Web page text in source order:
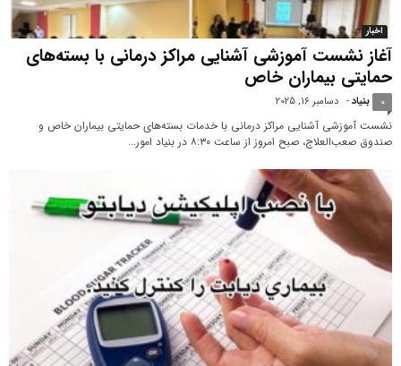
اخبار
آغاز نشست آموزشی آشنایی مراکز درمانی با بسته‌های
حمایتی بیماران خاص
بنیاد - دسامبر 16, 2025 0
نشست آموزشی آشنایی مراکز درمانی با خدمات بسته‌های حمایتی بیماران خاص و
صندوق صعب‌العلاج، صبح امروز از ساعت ۸:۳۰ در بنیاد امور...